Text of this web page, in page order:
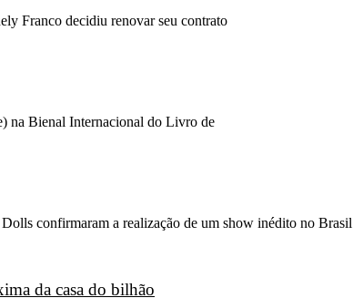
Franco decidiu renovar seu contrato
na Bienal Internacional do Livro de
confirmaram a realização de um show inédito no Brasil
da casa do bilhão